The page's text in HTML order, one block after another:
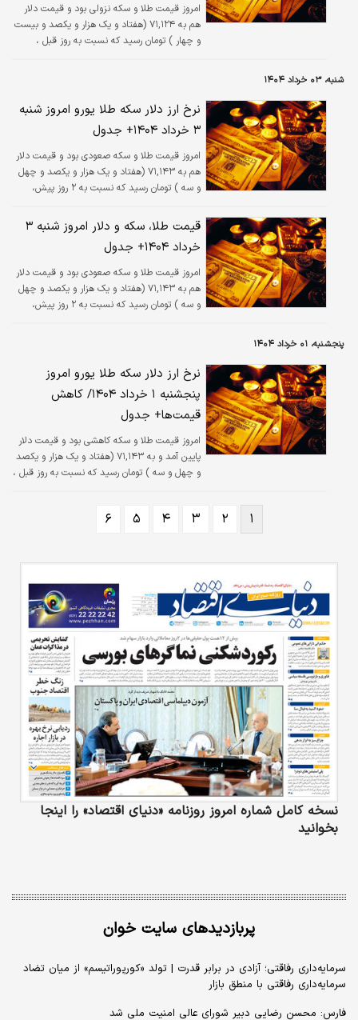
امروز قیمت طلا و سکه نزولی بود و قیمت دلار
هم به ۷۱,۱۲۴ (هفتاد و یک هزار و یکصد و بیست
و چهار ) تومان رسید که نسبت به روز قبل ،
شنبه، ۰۳ خرداد ۱۴۰۴
نرخ ارز دلار سکه طلا یورو امروز شنبه
۳ خرداد ۱۴۰۴+ جدول
امروز قیمت طلا و سکه صعودی بود و قیمت دلار
هم به ۷۱,۱۴۳ (هفتاد و یک هزار و یکصد و چهل
و سه ) تومان رسید که نسبت به ۲ روز پیش،
قیمت طلا، سکه و دلار امروز شنبه ۳
خرداد ۱۴۰۴+ جدول
امروز قیمت طلا و سکه صعودی بود و قیمت دلار
هم به ۷۱,۱۴۳ (هفتاد و یک هزار و یکصد و چهل
و سه ) تومان رسید که نسبت به ۲ روز پیش،
پنجشنبه، ۰۱ خرداد ۱۴۰۴
نرخ ارز دلار سکه طلا یورو امروز
پنجشنبه ۱ خرداد ۱۴۰۴/ کاهش
قیمت‌ها+ جدول
امروز قیمت طلا و سکه کاهشی بود و قیمت دلار
پایین آمد و به ۷۱,۱۴۳ (هفتاد و یک هزار و یکصد
و چهل و سه ) تومان رسید که نسبت به روز قبل ،
۱ ۲ ۳ ۴ ۵ ۶
نسخه کامل شماره امروز روزنامه «دنیای‌ اقتصاد» را اینجا
بخوانید
پربازدیدهای سایت خوان
سرمایه‌داری رفاقتی؛ آزادی در برابر قدرت | تولد «کورپوراتیسم» از میان تضاد
سرمایه‌داری رفاقتی با منطق بازار
فارس: محسن رضایی دبیر شورای عالی امنیت ملی شد